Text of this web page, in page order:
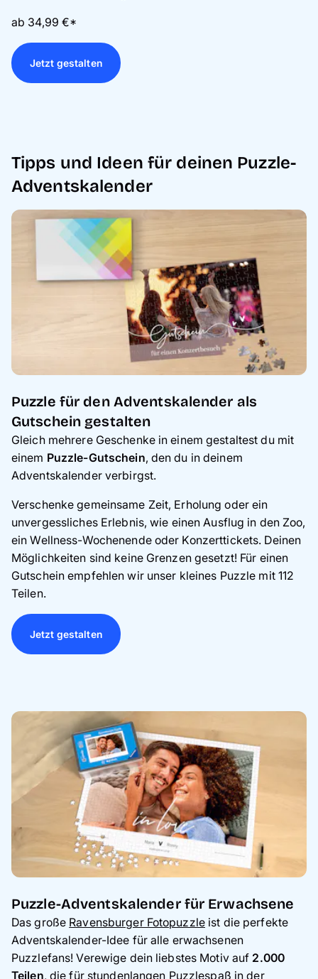
ab 34,99 €*
Jetzt gestalten
Tipps und Ideen für deinen Puzzle-
Adventskalender
Puzzle für den Adventskalender als
Gutschein gestalten
Gleich mehrere Geschenke in einem gestaltest du mit
einem Puzzle-Gutschein, den du in deinem
Adventskalender verbirgst.
Verschenke gemeinsame Zeit, Erholung oder ein
unvergessliches Erlebnis, wie einen Ausflug in den Zoo,
ein Wellness-Wochenende oder Konzerttickets. Deinen
Möglichkeiten sind keine Grenzen gesetzt! Für einen
Gutschein empfehlen wir unser kleines Puzzle mit 112
Teilen.
Jetzt gestalten
Puzzle-Adventskalender für Erwachsene
Das große Ravensburger Fotopuzzleist die perfekte
Adventskalender-Idee für alle erwachsenen
Puzzlefans! Verewige dein liebstes Motiv auf 2.000
Teilen, die für stundenlangen Puzzlespaß in der